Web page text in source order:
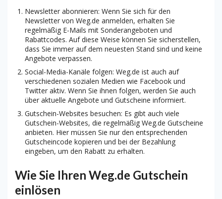
Newsletter abonnieren: Wenn Sie sich für den
Newsletter von Weg.de anmelden, erhalten Sie
regelmäßig E-Mails mit Sonderangeboten und
Rabattcodes. Auf diese Weise können Sie sicherstellen,
dass Sie immer auf dem neuesten Stand sind und keine
Angebote verpassen.
Social-Media-Kanäle folgen: Weg.de ist auch auf
verschiedenen sozialen Medien wie Facebook und
Twitter aktiv. Wenn Sie ihnen folgen, werden Sie auch
über aktuelle Angebote und Gutscheine informiert.
Gutschein-Websites besuchen: Es gibt auch viele
Gutschein-Websites, die regelmäßig Weg.de Gutscheine
anbieten. Hier müssen Sie nur den entsprechenden
Gutscheincode kopieren und bei der Bezahlung
eingeben, um den Rabatt zu erhalten.
Wie Sie Ihren Weg.de Gutschein
einlösen